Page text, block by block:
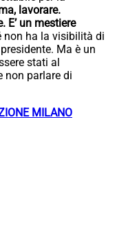
lavorare.
E’ un mestiere
non ha la visibilità di
Ma è un
stati al
non parlare di
MILANO